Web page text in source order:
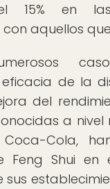
15% en
aquellos
de la
del
a nivel
Cola,
Feng Shui
sus